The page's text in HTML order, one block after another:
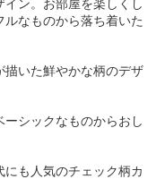
ン。お部屋を楽しくし
なものから落ち着いた
描いた鮮やかな柄のデザ
ーシックなものからおし
にも人気のチェック柄カ